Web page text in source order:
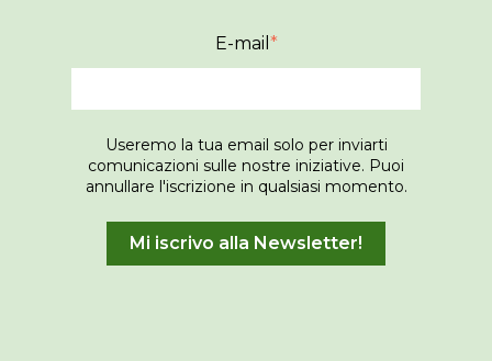
E-mail *
Useremo la tua email solo per inviarti
comunicazioni sulle nostre iniziative. Puoi
annullare l'iscrizione in qualsiasi momento.